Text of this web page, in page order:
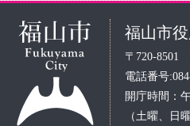
福山市
〒720-8501
電話番号
開庁時間：
（土曜、日